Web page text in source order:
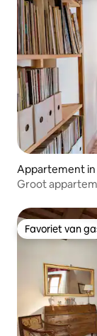
Appartement in
Groot
Favoriet van
Favoriet van